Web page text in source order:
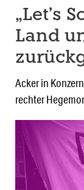
„Let’s
Land
Acker in
rechter